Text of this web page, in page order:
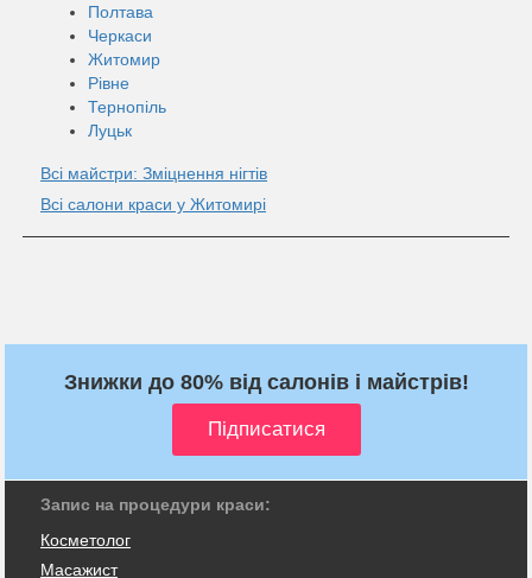
Полтава
Черкаси
Житомир
Рівне
Тернопіль
Луцьк
Всі майстри: Зміцнення нігтів
Всі салони краси у Житомирі
Знижки до 80% від салонів і майстрів!
Запис на процедури краси:
Косметолог
Масажист